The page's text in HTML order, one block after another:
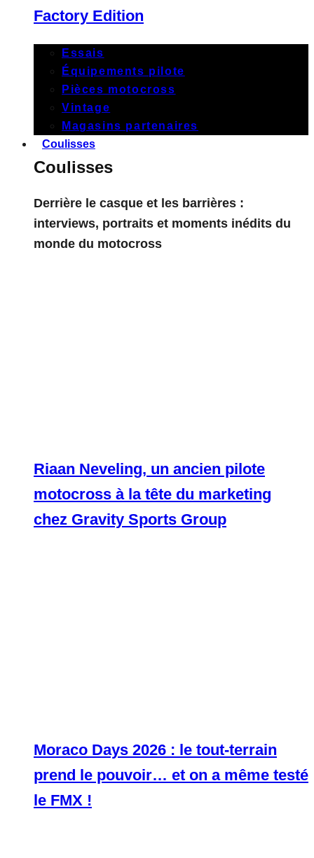
Factory Edition
Essais
Équipements pilote
Pièces motocross
Vintage
Magasins partenaires
Coulisses
Coulisses
Derrière le casque et les barrières :
interviews, portraits et moments inédits du
monde du motocross
Riaan Neveling, un ancien pilote
motocross à la tête du marketing
chez Gravity Sports Group
Moraco Days 2026 : le tout-terrain
prend le pouvoir… et on a même testé
le FMX !